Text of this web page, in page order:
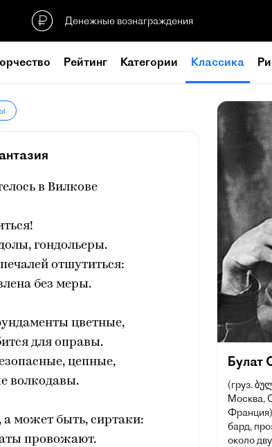
Денежные вознаграждения
Рейтинг Категории Классика
в Вилкове
гондольеры.
отшутиться:
без меры.
цветные,
для оправы.
цепные,
волкодавы.
может быть, сиртаки:
провожают.
Булат
(груз.
Москва,
бард,
около